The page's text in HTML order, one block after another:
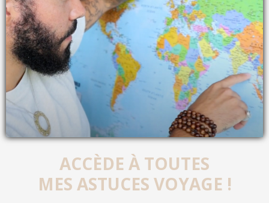
ACCÈDE À TOUTES
MES ASTUCES VOYAGE !